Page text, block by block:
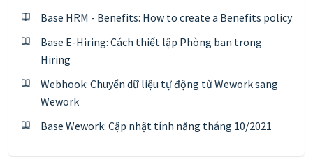
Base HRM - Benefits: How to create a Benefits policy
Base E-Hiring: Cách thiết lập Phòng ban trong
Hiring
Webhook: Chuyển dữ liệu tự động từ Wework sang
Wework
Base Wework: Cập nhật tính năng tháng 10/2021